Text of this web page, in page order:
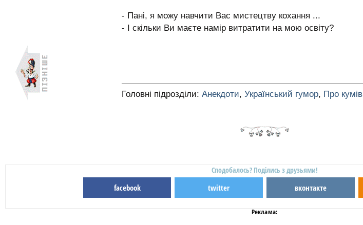
- Пані, я можу навчити Вас мистецтву кохання ...
- І скільки Ви маєте намір витратити на мою освіту?
Головні підрозділи:Анекдоти,Український гумор, Про кумів
Сподобалось? Поділись з друзьями!
facebook twitter вконтакте
Реклама: